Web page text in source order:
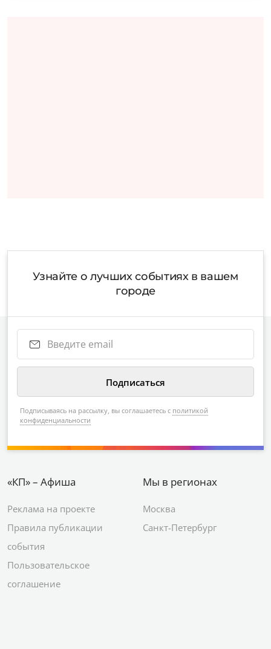
Узнайте о лучших событиях в вашем
городе
Подписываясь на рассылку, вы соглашаетесь с политикой
конфиденциальности
«КП» – Афиша
Реклама на проекте
Правила публикации
события
Пользовательское
соглашение
Мы в регионах
Москва
Санкт-Петербург